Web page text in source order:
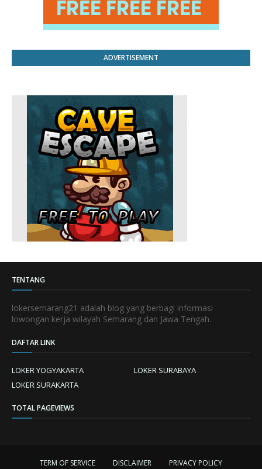
ADVERTISEMENT
TENTANG
lokersemarang21 adalah blog yang berbagi informasi
lowongan kerja wilayah Semarang dan Jawa Tengah.
DAFTAR LINK
LOKER YOGYAKARTA
LOKER SURABAYA
LOKER SURAKARTA
TOTAL PAGEVIEWS
TERM OF SERVICE DISCLAIMER PRIVACY POLICY